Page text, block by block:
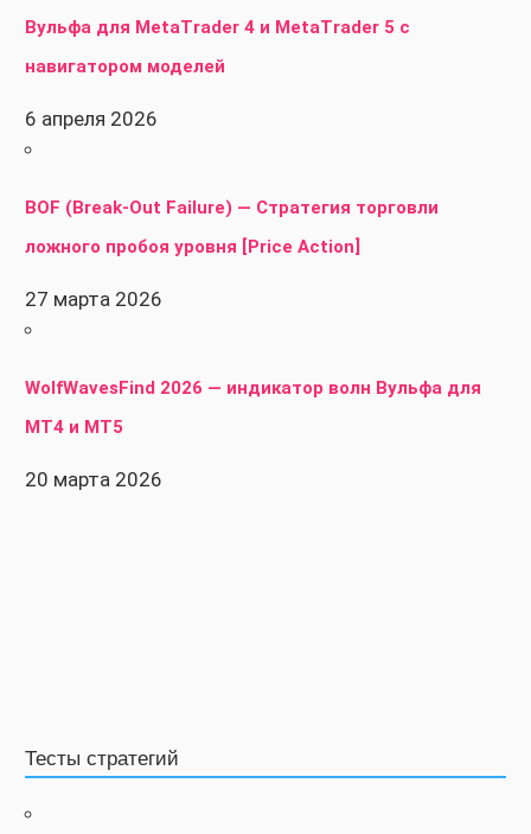
Вульфа для MetaTrader 4 и MetaTrader 5 с
навигатором моделей
6 апреля 2026
BOF (Break-Out Failure) — Стратегия торговли
ложного пробоя уровня [Price Action]
27 марта 2026
WolfWavesFind 2026 — индикатор волн Вульфа для
MT4 и MT5
20 марта 2026
Тесты стратегий